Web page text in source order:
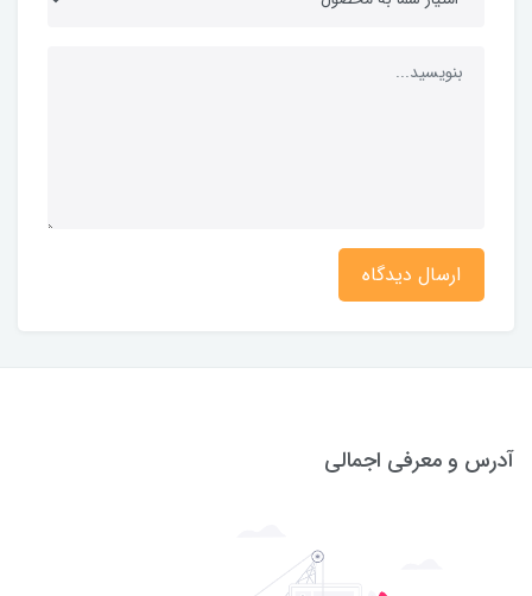
ارسال دیدگاه
آدرس و معرفی اجمالی